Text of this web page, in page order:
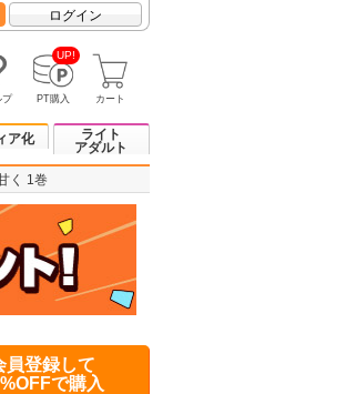
ログイン
プ
UP!
PT購入 カート
ア化
ライト
アダルト
く 1巻
員登録して
で購入